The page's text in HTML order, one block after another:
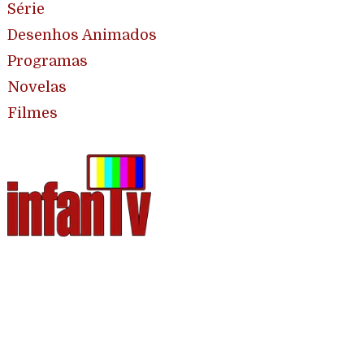
Série
Desenhos Animados
Programas
Novelas
Filmes